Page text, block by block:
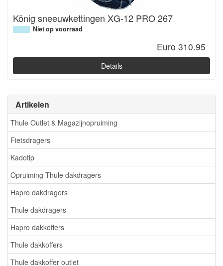
Artikelen
Thule Outlet & Magazijnopruiming
Fietsdragers
Kadotip
Opruiming Thule dakdragers
Hapro dakdragers
Thule dakdragers
Hapro dakkoffers
Thule dakkoffers
Thule dakkoffer outlet
König sneeuwkettingen XG-12 PRO 267
Niet op voorraad
Euro 310.95
Details